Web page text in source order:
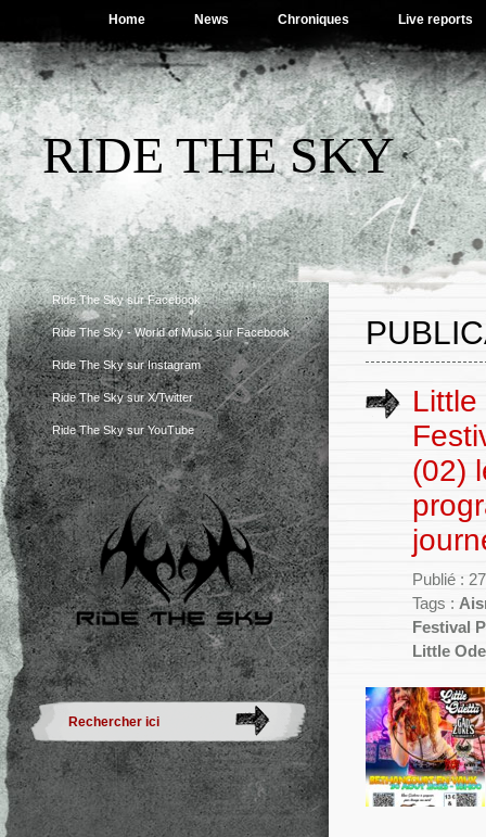
Home News Chroniques Live reports
RIDE THE SKY
Ride The Sky sur Facebook
Ride The Sky - World of Music sur Facebook
Ride The Sky sur Instagram
Ride The Sky sur X/Twitter
Ride The Sky sur YouTube
Little
(02)
Publié :
Tags :
Festival
Little